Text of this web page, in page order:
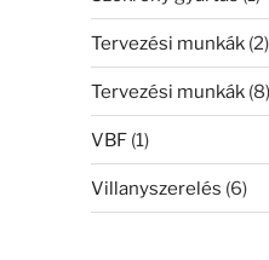
Tervezési munkák(2)
Tervezési munkák(8)
VBF(1)
Villanyszerelés (6)